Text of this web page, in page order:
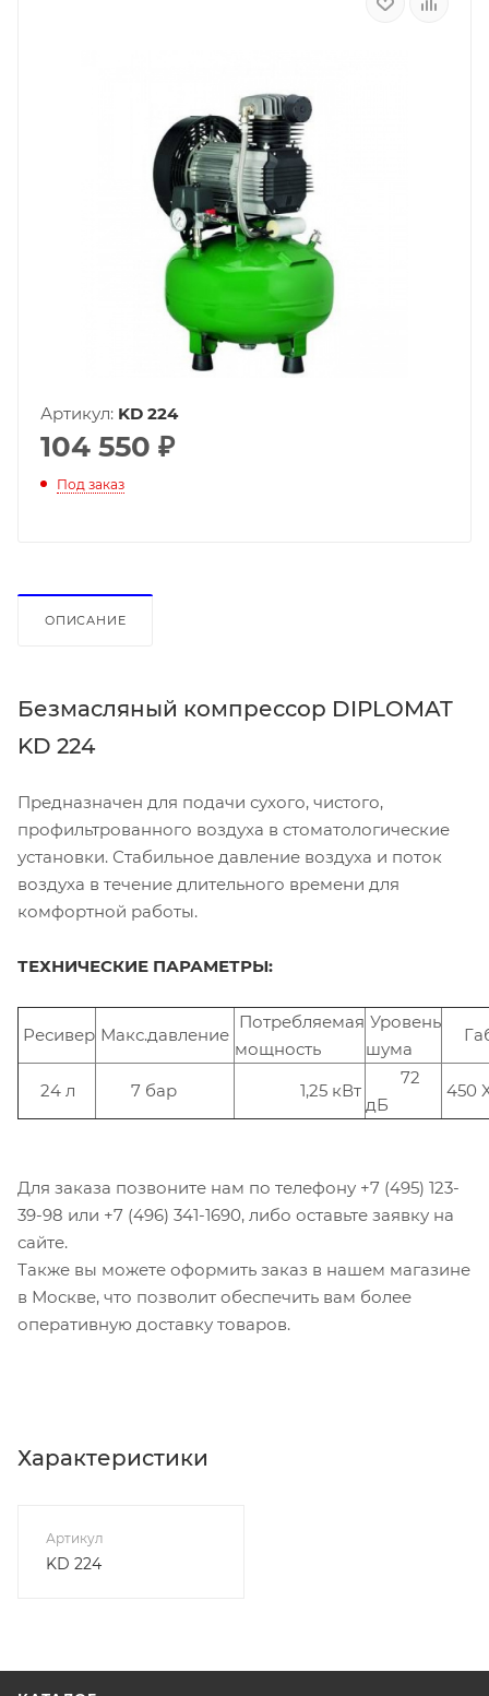
Артикул: KD 224
104 550 ₽
Под заказ
ОПИСАНИЕ
Безмасляный компрессор DIPLOMAT
KD 224
Предназначен для подачи сухого, чистого,
профильтрованного воздуха в стоматологические
установки. Стабильное давление воздуха и поток
воздуха в течение длительного времени для
комфортной работы.
ТЕХНИЧЕСКИЕ ПАРАМЕТРЫ:
Ресивер Макс.давление
Потребляемая
мощность
Уровень
шума
24 л 7 бар 1,25 кВт
72
дБ
450
Для заказа позвоните нам по телефону +7 (495) 123-
39-98 или +7 (496) 341-1690, либо оставьте заявку на
сайте.
Также вы можете оформить заказ в нашем магазине
в Москве, что позволит обеспечить вам более
оперативную доставку товаров.
Характеристики
Артикул
KD 224